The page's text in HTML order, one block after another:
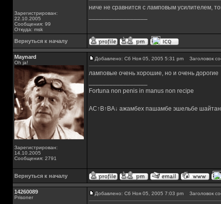
Зарегистрирован:
22.10.2005
Сообщения: 99
Откуда: msk
ниче не сравнится с ламповым усилителем,
Вернуться к началу
Maynard
Oh ja!
Зарегистрирован:
14.10.2005
Сообщения: 2791
Добавлено: Сб Ноя 05, 2005 5:31 pm Заголовок
ламповые очень хорошие, но и очень дорогие
Fortuna non penis in manus non recipe
AC↑B↑BA↓ ажамбех пашамбе эшельбе
Вернуться к началу
14260089
Prisoner
Добавлено: Сб Ноя 05, 2005 7:03 pm Заголовок